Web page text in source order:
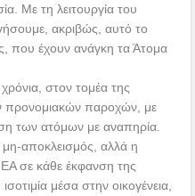
Με τη λειτουργία του
ακριβώς, αυτό το
που έχουν ανάγκη τα Άτομα
στον τομέα της
προνομιακών παροχών, με
των ατόμων με αναπηρία.
μη-αποκλεισμός, αλλά η
κάθε έκφανση της
μέσα στην οικογένεια,